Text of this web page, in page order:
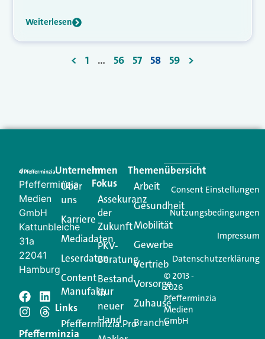
Weiterlesen
< 1 … 56 57 58 59 >
Pfefferminzia
Medien
GmbH
Kattunbleiche
31a
22041
Hamburg
Pfefferminzia
Unternehmen
Über
uns
Karriere
Mediadaten
Leserdaten
Content
Manufaktur
Links
Pfefferminzia.Pro
Im
Fokus
Assekuranz
der
Zukunft
PKV-
Beratung
Bestand
in
neuer
Hand
Themenübersicht
Arbeit
Gesundheit
Mobilität
Gewerbe
Vertrieb
Vorsorge
Zuhause
Branche
© 2013 -
2026
Pfefferminzia
Medien
GmbH
Consent Einstellungen
Nutzungsbedingungen
Impressum
Datenschutzerklärung